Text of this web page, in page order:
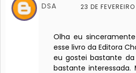
DSA 23 DE
Olha eu
esse livro da Editora
eu gostei bastante
bastante interessada.